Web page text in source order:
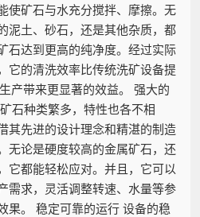
使矿石与水充分搅拌、摩擦。无
泥土、砂石，还是其他杂质，都
石达到更高的纯净度。经过实际
它的清洗效率比传统洗矿设备提
产带来更显著的效益。 强大的
石种类繁多，特性也各不相
其先进的设计理念和精湛的制造
无论是硬度较高的金属矿石，还
它都能轻松应对。并且，它可以
需求，灵活调整转速、水量等参
果。 稳定可靠的运行 设备的稳